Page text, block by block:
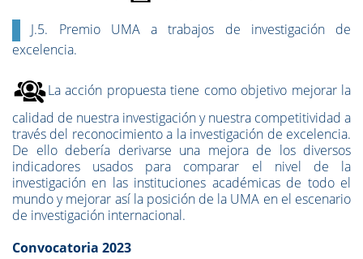
J.5. Premio UMA a trabajos de investigación de
excelencia.
La acción propuesta tiene como objetivo mejorar la
calidad de nuestra investigación y nuestra competitividad a
través del reconocimiento a la investigación de excelencia.
De ello debería derivarse una mejora de los diversos
indicadores usados para comparar el nivel de la
investigación en las instituciones académicas de todo el
mundo y mejorar así la posición de la UMA en el escenario
de investigación internacional.
Convocatoria 2023